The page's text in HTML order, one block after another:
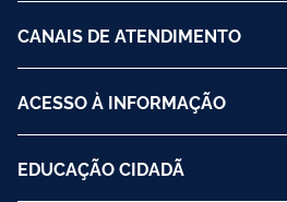
CANAIS DE ATENDIMENTO
ACESSO À INFORMAÇÃO
EDUCAÇÃO CIDADÃ